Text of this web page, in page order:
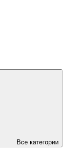
Все категории